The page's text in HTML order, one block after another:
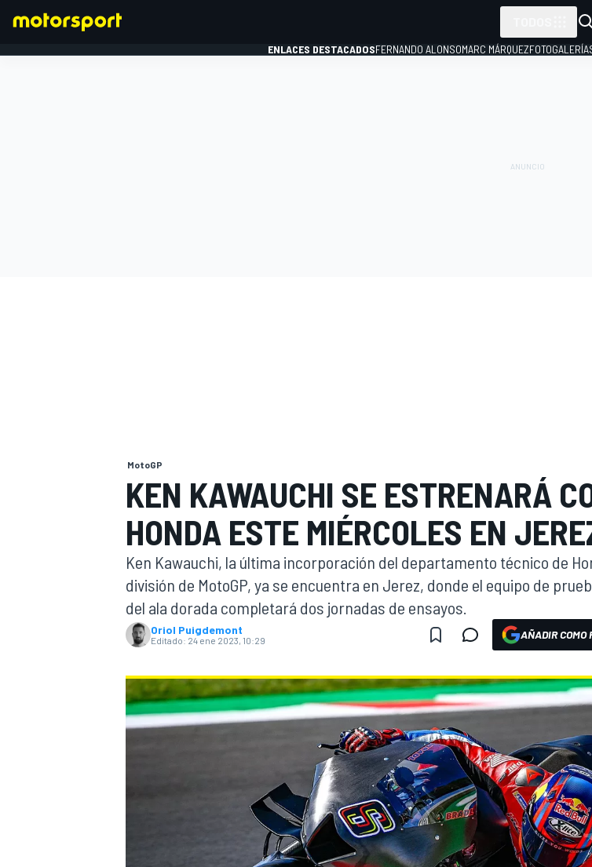
WEC
ENLACES DESTACADOSFERNANDO ALONSOMARC MÁRQUEZ
MotoGP
KEN KAWAUCHI SE ESTRENARÁ
HONDA ESTE MIÉRCOLES EN
Ken Kawauchi, la última incorporación del departamento técnico de
división de MotoGP, ya se encuentra en Jerez, donde el equipo de
del ala dorada completará dos jornadas de ensayos.
Oriol Puigdemont
Editado: 24 ene 2023, 10:29 AÑADIR COMO